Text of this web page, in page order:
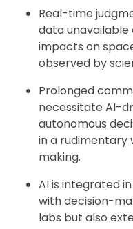
Real-time
data unavailable
impacts on
observed by
Prolonged
necessitate AI-
autonomous
in a rudimentary
making.
AI is integrated
with decision-
labs but also